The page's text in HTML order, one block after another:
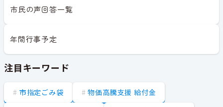
市民の声回答一覧
年間行事予定
注目キーワード
市指定ごみ袋 物価高騰支援 給付金